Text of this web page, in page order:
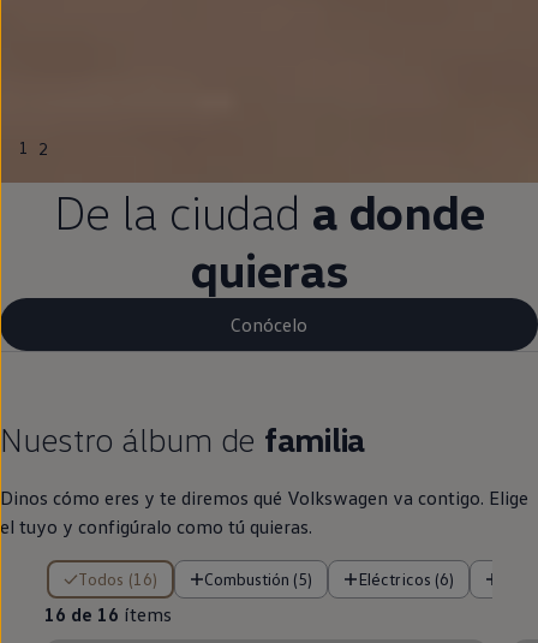
1 2
De la ciudad a donde
quieras
Conócelo
Nuestro álbum de familia
Dinos cómo eres y te diremos qué Volkswagen va contigo. Elige
el tuyo y configúralo como tú quieras.
Todos (16) Combustión (5) Eléctricos (6)
16 de 16 ítems
16 de 16 ítems